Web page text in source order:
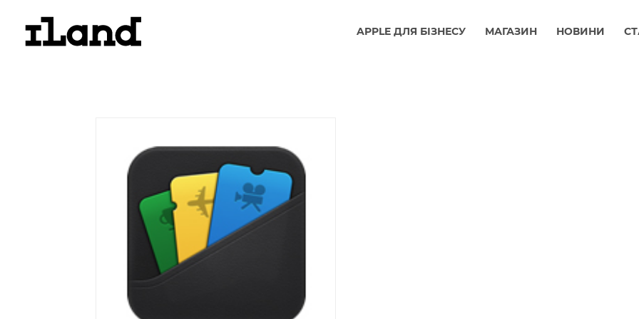
APPLE ДЛЯ БІЗНЕСУ МАГАЗИН НОВИНИ